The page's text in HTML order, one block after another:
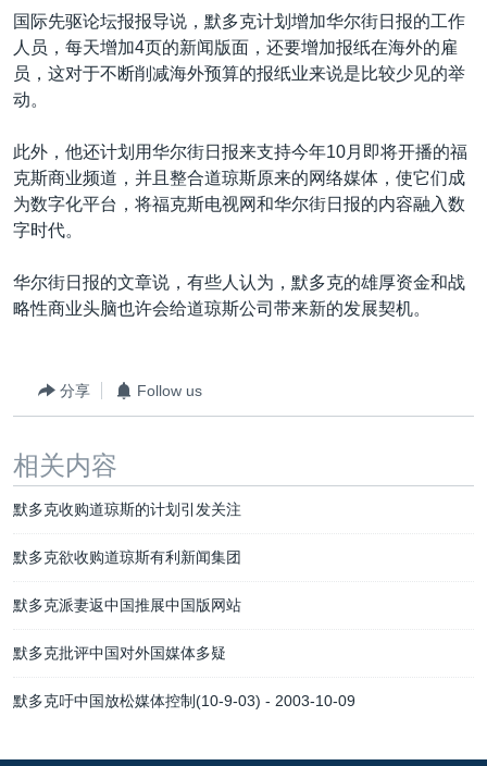
国际先驱论坛报报导说，默多克计划增加华尔街日报的工作
人员，每天增加4页的新闻版面，还要增加报纸在海外的雇
员，这对于不断削减海外预算的报纸业来说是比较少见的举
动。
此外，他还计划用华尔街日报来支持今年10月即将开播的福
克斯商业频道，并且整合道琼斯原来的网络媒体，使它们成
为数字化平台，将福克斯电视网和华尔街日报的内容融入数
字时代。
华尔街日报的文章说，有些人认为，默多克的雄厚资金和战
略性商业头脑也许会给道琼斯公司带来新的发展契机。
分享 Follow us
相关内容
默多克收购道琼斯的计划引发关注
默多克欲收购道琼斯有利新闻集团
默多克派妻返中国推展中国版网站
默多克批评中国对外国媒体多疑
默多克吁中国放松媒体控制(10-9-03) - 2003-10-09